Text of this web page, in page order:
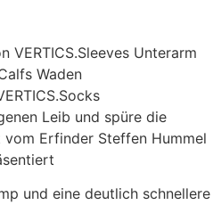
VERTICS.Sleeves Unterarm
Waden
Leib und spüre die
Erfinder Steffen Hummel
und eine deutlich schnellere